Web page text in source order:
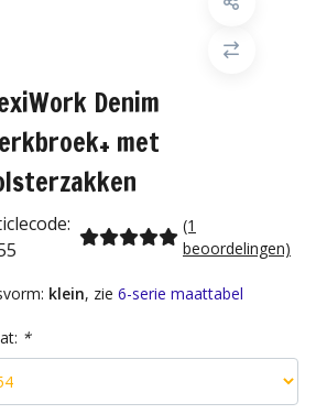
Denim
met
(1
beoordelingen)
klein, zie 6-serie maattabel
*